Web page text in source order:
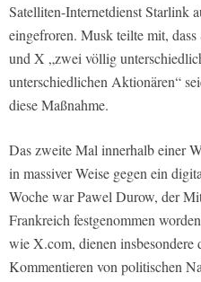
Satelliten-Internetdienst Starlink
eingefroren. Musk teilte mit,
und X „zwei völlig
unterschiedlichen Aktionären“
diese Maßnahme.
Das zweite Mal innerhalb einer
in massiver Weise gegen ein
Woche war Pawel Durow, der
Frankreich festgenommen
wie X.com, dienen insbesondere
Kommentieren von politischen